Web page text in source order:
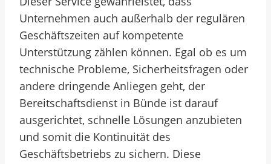
Unternehmen auch außerhalb der regulären
Geschäftszeiten auf kompetente
Unterstützung zählen können. Egal ob es um
technische Probleme, Sicherheitsfragen oder
andere dringende Anliegen geht, der
Bereitschaftsdienst in Bünde ist darauf
ausgerichtet, schnelle Lösungen anzubieten
und somit die Kontinuität des
Geschäftsbetriebs zu sichern. Diese